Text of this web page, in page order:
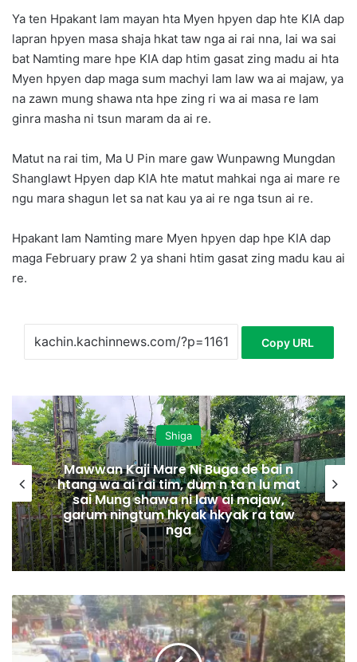
Ya ten Hpakant lam mayan hta Myen hpyen dap hte KIA dap
lapran hpyen masa shaja hkat taw nga ai rai nna, lai wa sai
bat Namting mare hpe KIA dap htim gasat zing madu ai hta
Myen hpyen dap maga sum machyi lam law wa ai majaw, ya
na zawn mung shawa nta hpe zing ri wa ai masa re lam
ginra masha ni tsun maram da ai re.
Matut na rai tim, Ma U Pin mare gaw Wunpawng Mungdan
Shanglawt Hpyen dap KIA hte matut mahkai nga ai mare re
ngu mara shagun let sa nat kau ya ai re nga tsun ai re.
Hpakant lam Namting mare Myen hpyen dap hpe KIA dap
maga February praw 2 ya shani htim gasat zing madu kau ai
re.
Copy URL
Shiga
Mawwan Kaji Mare Ni Buga de bai n
htang wa ai rai tim, dum n ta n lu mat
sai Mung shawa ni law ai majaw,
garum ningtum hkyak hkyak ra taw
nga
G
w
i